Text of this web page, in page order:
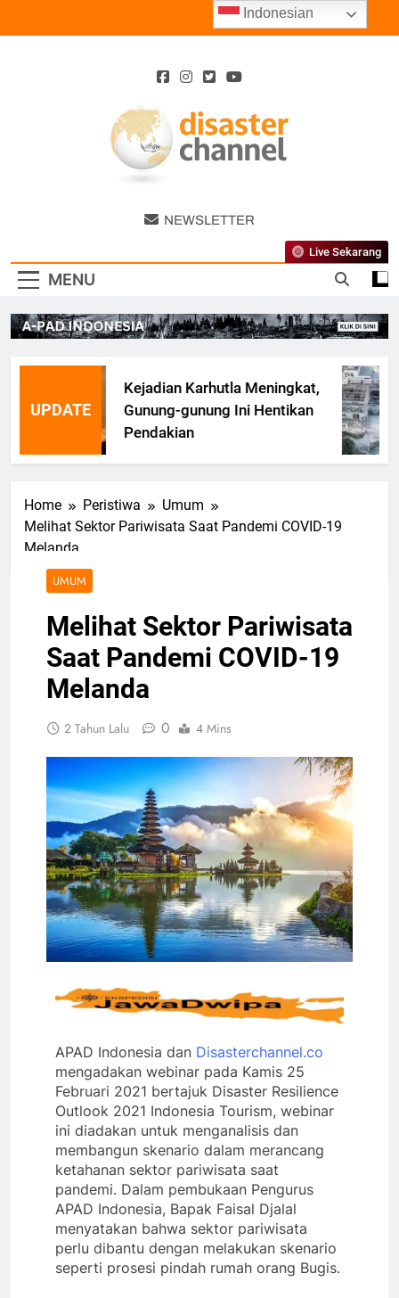
Disaster
Channel
NEWSLETTER
MENU
Live Sekarang
UPDATE
Kejadian Karhutla Meningkat,
Gunung-gunung Ini Hentikan
Pendakian
Home Peristiwa
Umum
Melihat Sektor Pariwisata Saat Pandemi COVID-19
Melanda
UMUM
Melihat Sektor Pariwisata
Saat Pandemi COVID-19
Melanda
2 Tahun Lalu 0 4 Mins
APAD Indonesia dan Disasterchannel.co
mengadakan webinar pada Kamis 25
Februari 2021 bertajuk Disaster Resilience
Outlook 2021 Indonesia Tourism, webinar
ini diadakan untuk menganalisis dan
membangun skenario dalam merancang
ketahanan sektor pariwisata saat
pandemi. Dalam pembukaan Pengurus
APAD Indonesia, Bapak Faisal Djalal
menyatakan bahwa sektor pariwisata
perlu dibantu dengan melakukan skenario
seperti prosesi pindah rumah orang Bugis.
Indonesian